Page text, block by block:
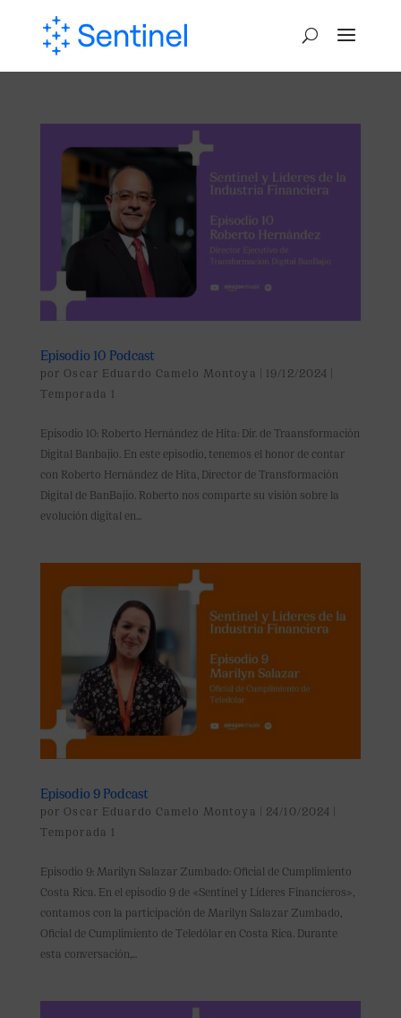
Episodio 10 Podcast
porOscar Eduardo Camelo Montoya | 19/12/2024 |
Temporada 1
Episodio 10: Roberto Hernández de Hita: Dir. de Traansformación
Digital Banbajio. En este episodio, tenemos el honor de contar
con Roberto Hernández de Hita, Director de Transformación
Digital de BanBajio. Roberto nos comparte su visión sobre la
evolución digital en...
Episodio 9 Podcast
porOscar Eduardo Camelo Montoya | 24/10/2024 |
Temporada 1
Episodio 9: Marilyn Salazar Zumbado: Oficial de Cumplimiento
Costa Rica. En el episodio 9 de «Sentinel y Líderes Financieros»,
contamos con la participación de Marilyn Salazar Zumbado,
Oficial de Cumplimiento de Teledólar en Costa Rica. Durante
esta conversación,...